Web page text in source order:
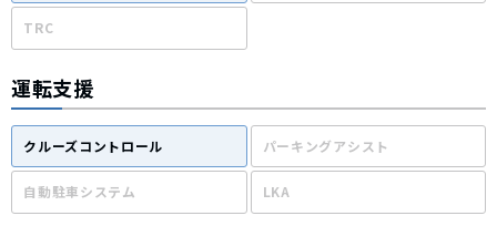
TRC
運転支援
クルーズコントロール パーキングアシスト
自動駐車システム LKA